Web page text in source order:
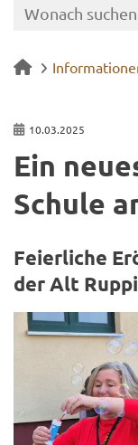
10.03.2025
Ein
Schu­le
Fei­er­li­che
der Alt